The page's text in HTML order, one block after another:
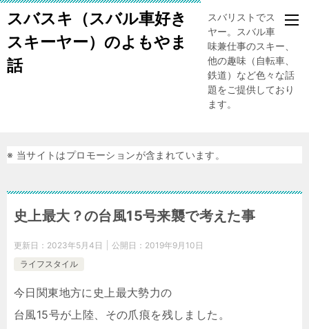
スバスキ（スバル車好き
スキーヤー）のよもやま
話
スバリストでスキー
ヤー。スバル車、趣
味兼仕事のスキー、
他の趣味（自転車、
鉄道）など色々な話
題をご提供しており
ます。
※ 当サイトはプロモーションが含まれています。
史上最大？の台風15号来襲で考えた事
更新日： 2023年5月4日 公開日： 2019年9月10日
ライフスタイル
今日関東地方に史上最大勢力の
台風15号が上陸、その爪痕を残しました。